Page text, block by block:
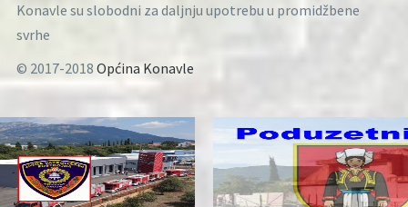
Konavle su slobodni za daljnju upotrebu u promidžbene
svrhe
© 2017-2018 Općina Konavle